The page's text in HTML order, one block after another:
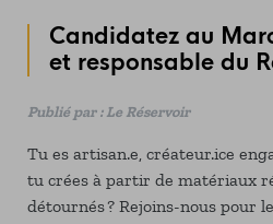
Candidatez au
et responsable du
Publié par : Le Réservoir
Tu es artisan.e, créateur.ice
tu crées à partir de matériaux
détournés ? Rejoins-nous pour